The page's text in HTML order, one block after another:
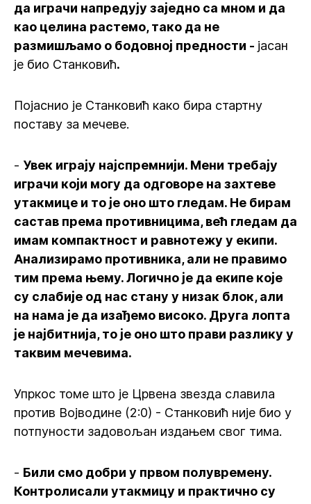
да играчи напредују заједно са мном и да
као целина растемо, тако да не
размишљамо о бодовној предности - јасан
је био Станковић.
Појаснио је Станковић како бира стартну
поставу за мечеве.
- Увек играју најспремнији. Мени требају
играчи који могу да одговоре на захтеве
утакмице и то је оно што гледам. Не бирам
састав према противницима, већ гледам да
имам компактност и равнотежу у екипи.
Анализирамо противника, али не правимо
тим према њему. Логично је да екипе које
су слабије од нас стану у низак блок, али
на нама је да изађемо високо. Друга лопта
је најбитнија, то је оно што прави разлику у
таквим мечевима.
Упркос томе што је Црвена звезда славила
против Војводине (2:0) - Станковић није био у
потпуности задовољан издањем свог тима.
- Били смо добри у првом полувремену.
Контролисали утакмицу и практично су